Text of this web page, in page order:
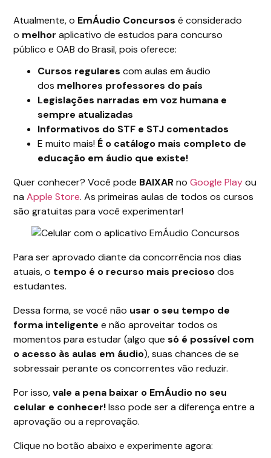
Atualmente, o EmÁudio Concursos é considerado
o melhor aplicativo de estudos para concurso
público e OAB do Brasil, pois oferece:
Cursos regulares com aulas em áudio
dos melhores professores do país
Legislações narradas em voz humana e
sempre atualizadas
Informativos do STF e STJ comentados
E muito mais! É o catálogo mais completo de
educação em áudio que existe!
Quer conhecer? Você pode BAIXARnoGoogle Playou
naApple Store. As primeiras aulas de todos os cursos
são gratuitas para você experimentar!
Para ser aprovado diante da concorrência nos dias
atuais, o tempo é o recurso mais preciosodos
estudantes.
Dessa forma, se você não usar o seu tempo de
forma inteligente e não aproveitar todos os
momentos para estudar (algo quesó é possível com
o acesso às aulas em áudio), suas chances de se
sobressair perante os concorrentes vão reduzir.
Por isso,vale a pena baixar o EmÁudio no seu
celular e conhecer!Isso pode ser a diferença entre a
aprovação ou a reprovação.
Clique no botão abaixo e experimente agora: